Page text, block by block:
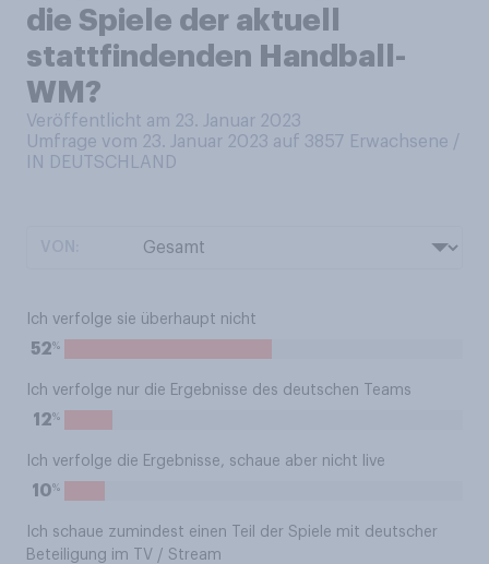
die Spiele der aktuell
stattfindenden Handball-
WM?
Veröffentlicht am 23. Januar 2023
Umfrage vom 23. Januar 2023 auf 3857 Erwachsene /
IN DEUTSCHLAND
Ich verfolge sie überhaupt nicht
52%
Ich verfolge nur die Ergebnisse des deutschen Teams
12%
Ich verfolge die Ergebnisse, schaue aber nicht live
10%
Ich schaue zumindest einen Teil der Spiele mit deutscher
Beteiligung im TV / Stream